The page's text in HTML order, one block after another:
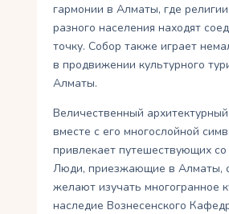
гармонии в Алматы, где
разного населения находят
точку. Собор также играет
в продвижении культурного
Алматы.
Величественный
вместе с его многослойной
привлекает путешествующих со
Люди, приезжающие в Алматы,
желают изучать многогранное
наследие Вознесенского